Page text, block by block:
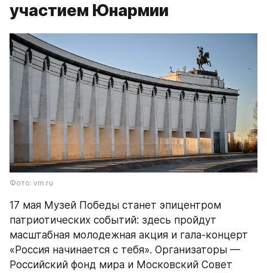
участием Юнармии
Фото: vm.ru
17 мая Музей Победы станет эпицентром
патриотических событий: здесь пройдут
масштабная молодежная акция и гала-концерт
«Россия начинается с тебя». Организаторы —
Российский фонд мира и Московский Совет